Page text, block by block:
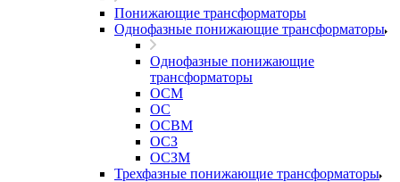
Понижающие трансформаторы
Однофазные понижающие трансформаторы
Однофазные понижающие
трансформаторы
ОСМ
ОС
ОСВМ
ОСЗ
ОСЗМ
Трехфазные понижающие трансформаторы